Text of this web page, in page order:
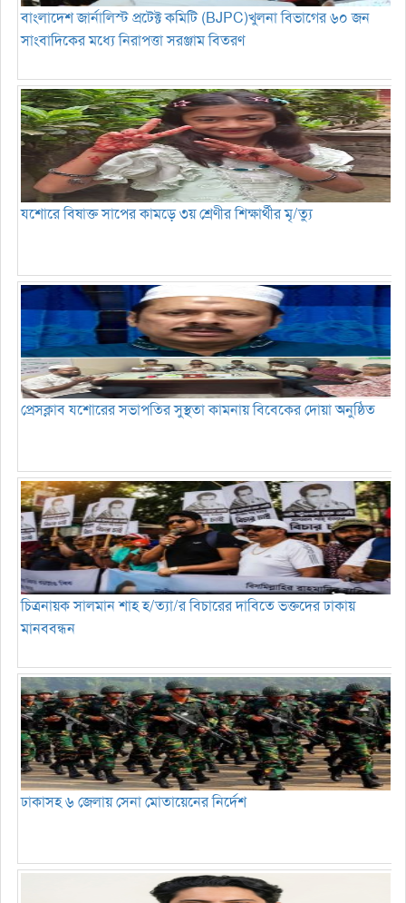
বাংলাদেশ জার্নালিস্ট প্রটেক্ট কমিটি (BJPC)খুলনা বিভাগের ৬০ জন
সাংবাদিকের মধ্যে নিরাপত্তা সরঞ্জাম বিতরণ
যশোরে বিষাক্ত সাপের কামড়ে ৩য় শ্রেণীর শিক্ষার্থীর মৃ/ত্যু
প্রেসক্লাব যশোরের সভাপতির সুস্থতা কামনায় বিবেকের দোয়া অনুষ্ঠিত
চিত্রনায়ক সালমান শাহ হ/ত্যা/র বিচারের দাবিতে ভক্তদের ঢাকায়
মানববন্ধন
ঢাকাসহ ৬ জেলায় সেনা মোতায়েনের নির্দেশ